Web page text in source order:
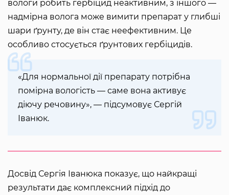
вологи робить гербіцид неактивним, з іншого —
надмірна волога може вимити препарат у глибші
шари ґрунту, де він стає неефективним. Це
особливо стосується ґрунтових гербіцидів.
«Для нормальної дії препарату потрібна
помірна вологість — саме вона активує
діючу речовину», — підсумовує Сергій
Іванюк.
Досвід Сергія Іванюка показує, що найкращі
результати дає комплексний підхід до